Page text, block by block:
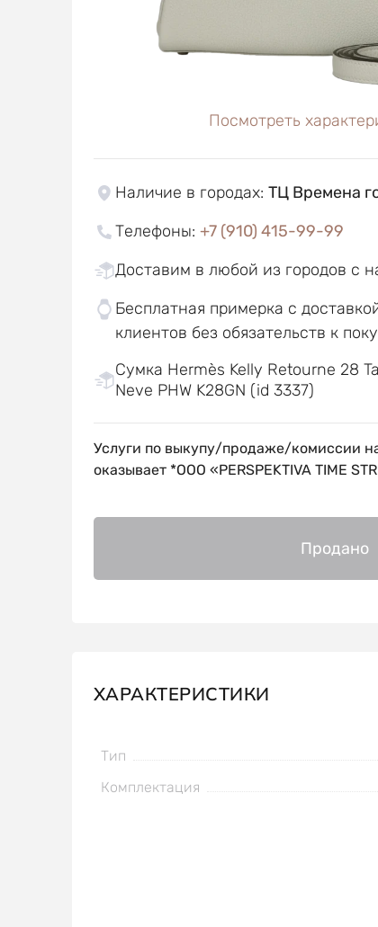
Посмотреть
Наличие в городах: ТЦ Времена
Телефоны: +7 (910) 415-99-99
Доставим в любой из городов с
Бесплатная примерка с
клиентов без обязательств к
Сумка Hermès Kelly Retourne 28
Neve PHW K28GN (id 3337)
Услуги по выкупу/продаже/комиссии
оказывает *OOO «PERSPEKTIVA TIME
Продано
ХАРАКТЕРИСТИКИ
Тип
Комплектация